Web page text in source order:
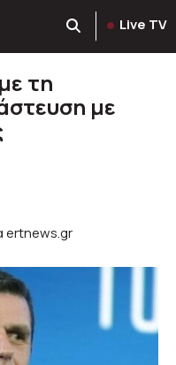
Live TV
τη
με
ertnews.gr